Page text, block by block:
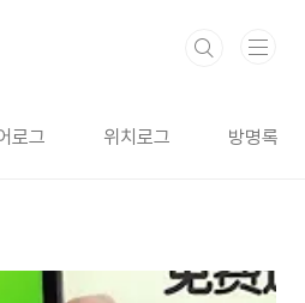
로그 위치로그 방명록